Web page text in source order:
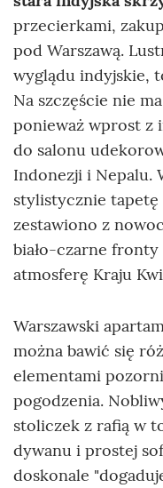
przecierkami,
pod Warszawą.
wyglądu indyjskie,
Na szczęście nie
ponieważ wprost z
do salonu
Indonezji i Nepalu.
stylistycznie
zestawiono z
biało-czarne fronty
atmosferę Kraju
Warszawski
można bawić się
elementami
pogodzenia.
stoliczek z rafią w
dywanu i prostej
doskonale